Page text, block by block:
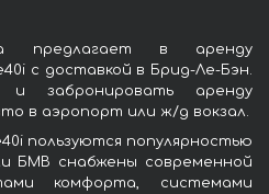
предлагает в аренду
с доставкой в Брид-Ле-Бэн.
забронировать аренду
в аэропорт или ж/д вокзал.
пользуются популярностью
БМВ снабжены современной
комфорта, системами